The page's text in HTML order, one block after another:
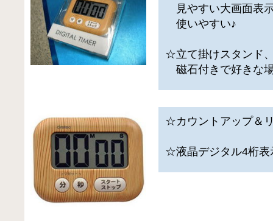
見やすい大画面表
使いやすい♪
☆立て掛けスタンド
磁石付きで好きな
☆カウントアップ＆
☆液晶デジタル4桁表